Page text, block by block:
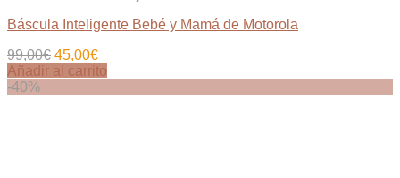
Báscula Inteligente Bebé y Mamá de Motorola
99,00€ El
precio
45,00€El
precio
Añadir al carrito
-40%